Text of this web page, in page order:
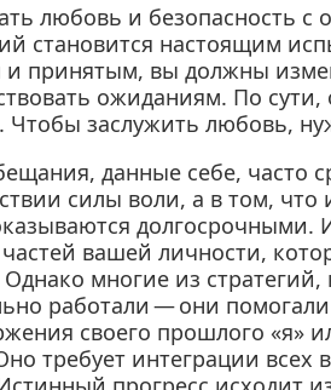
любовь и безопасность с
становится настоящим
принятым, вы должны
ожиданиям. По сути,
Чтобы заслужить любовь,
данные себе, часто
силы воли, а в том,
долгосрочными.
частей вашей личности,
Однако многие из
работали — они
своего прошлого «я»
требует интеграции всех